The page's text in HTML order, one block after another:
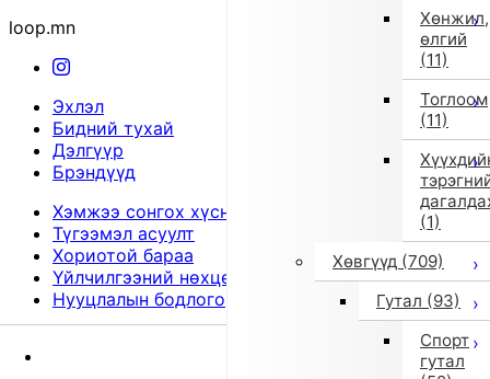
Хөнжил,
өлгий
(11)
Тоглоом
(11)
(1)
Хөвгүүд (709)
Гутал (93)
Спорт
гутал
loop.mn
Эхлэл
Бидний тухай
Дэлгүүр
Брэндүүд
Хэмжээ сонгох хүснэгт
Түгээмэл асуулт
Хориотой бараа
Үйлчилгээний нөхцөл
Нууцлалын бодлого